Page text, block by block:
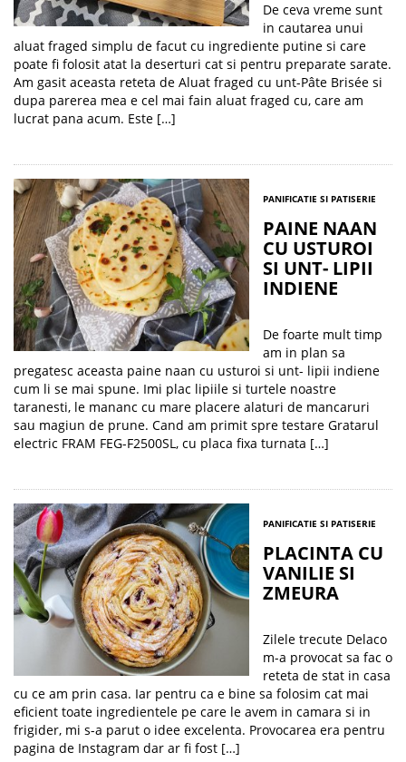
De ceva vreme sunt
in cautarea unui
aluat fraged simplu de facut cu ingrediente putine si care
poate fi folosit atat la deserturi cat si pentru preparate sarate.
Am gasit aceasta reteta de Aluat fraged cu unt-Pâte Brisée si
dupa parerea mea e cel mai fain aluat fraged cu, care am
lucrat pana acum. Este […]
PANIFICATIE SI PATISERIE
PAINE NAAN
CU USTUROI
SI UNT- LIPII
INDIENE
De foarte mult timp
am in plan sa
pregatesc aceasta paine naan cu usturoi si unt- lipii indiene
cum li se mai spune. Imi plac lipiile si turtele noastre
taranesti, le mananc cu mare placere alaturi de mancaruri
sau magiun de prune. Cand am primit spre testare Gratarul
electric FRAM FEG-F2500SL, cu placa fixa turnata […]
PANIFICATIE SI PATISERIE
PLACINTA CU
VANILIE SI
ZMEURA
Zilele trecute Delaco
m-a provocat sa fac o
reteta de stat in casa
cu ce am prin casa. Iar pentru ca e bine sa folosim cat mai
eficient toate ingredientele pe care le avem in camara si in
frigider, mi s-a parut o idee excelenta. Provocarea era pentru
pagina de Instagram dar ar fi fost […]